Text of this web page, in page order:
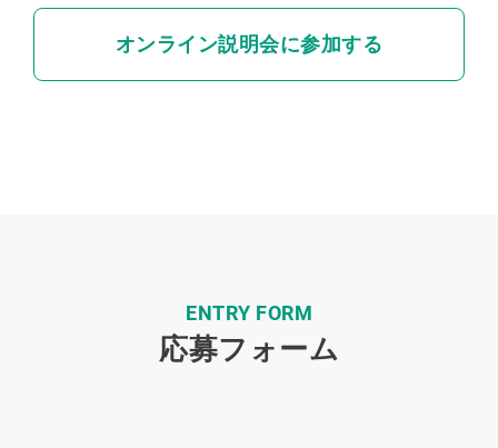
オンライン説明会に参加する
ENTRY FORM
応募フォーム